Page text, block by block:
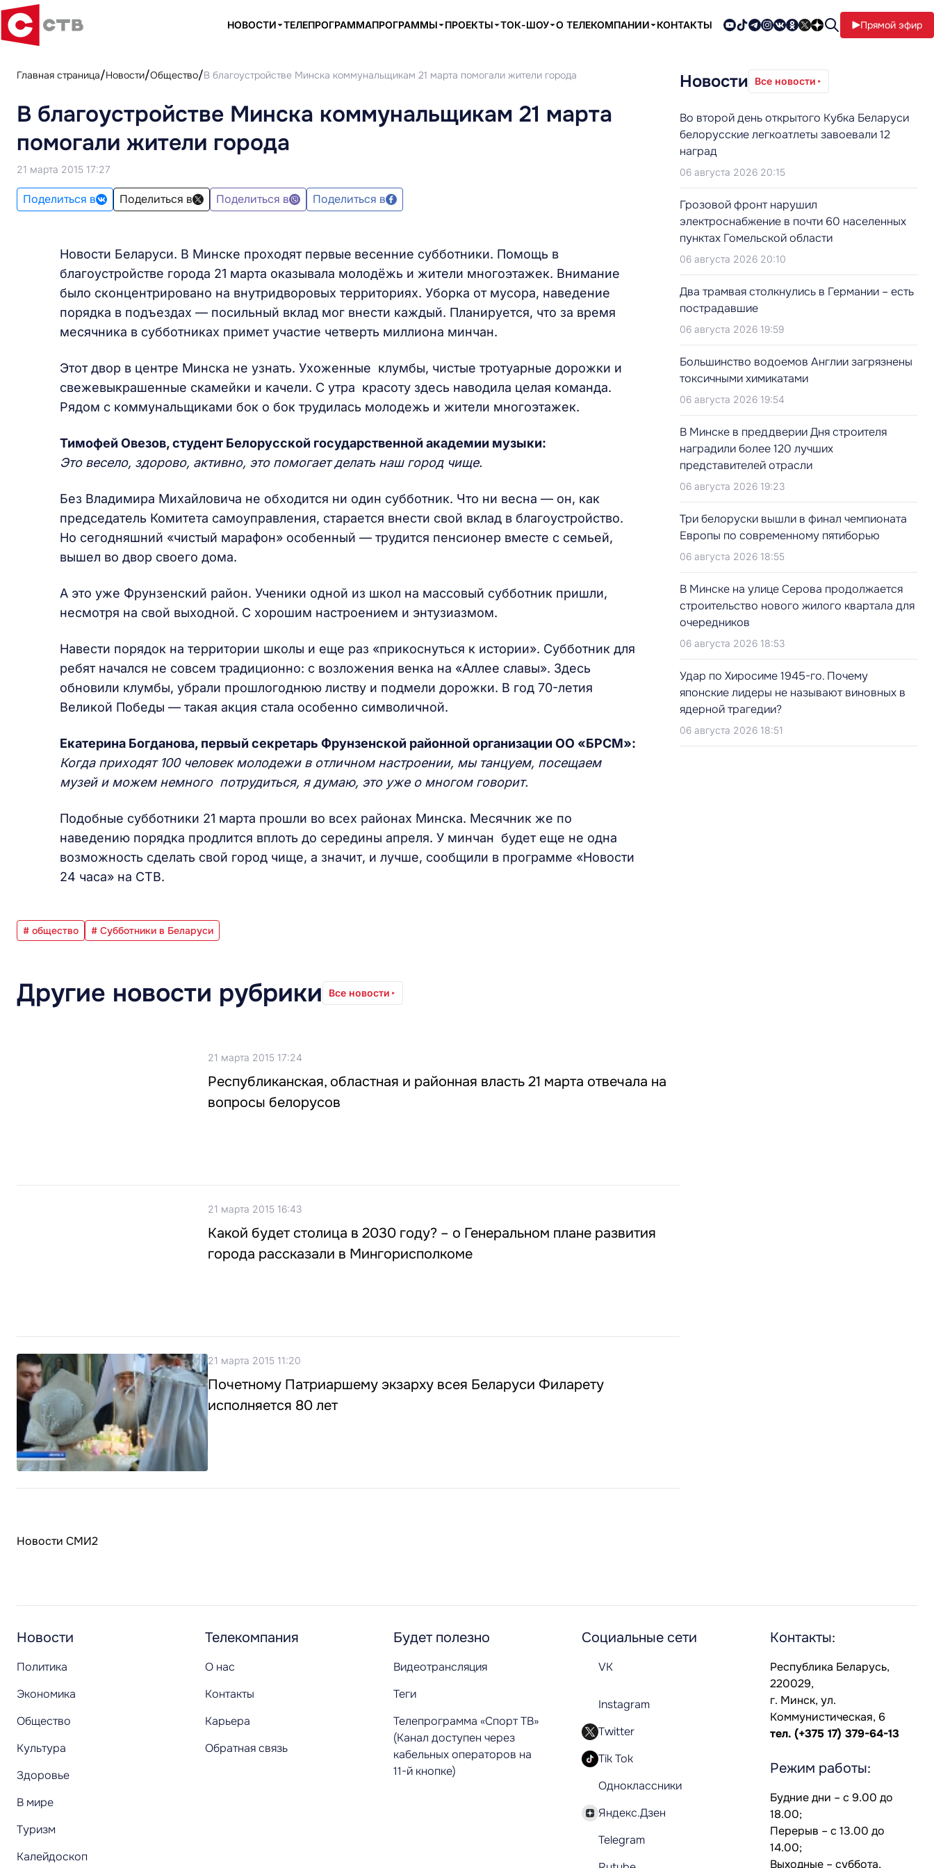
НОВОСТИ ТЕЛЕПРОГРАММАПРОГРАММЫ ПРОЕКТЫ ТОК-ШОУ О ТЕЛЕКОМПАНИИ КОНТАКТЫ Прямой эфир
Главная страница Новости Общество В благоустройстве Минска коммунальщикам 21 марта помогали жители города
В благоустройстве Минска коммунальщикам 21 марта
помогали жители города
21 марта 2015 17:27
Поделиться в Поделиться в Поделиться в Поделиться в
Новости Беларуси. В Минске проходят первые весенние субботники. Помощь в
благоустройстве города 21 марта оказывала молодёжь и жители многоэтажек. Внимание
было сконцентрировано на внутридворовых территориях. Уборка от мусора, наведение
порядка в подъездах — посильный вклад мог внести каждый. Планируется, что за время
месячника в субботниках примет участие четверть миллиона минчан.
Этот двор в центре Минска не узнать. Ухоженные клумбы, чистые тротуарные дорожки и
свежевыкрашенные скамейки и качели. С утра красоту здесь наводила целая команда.
Рядом с коммунальщиками бок о бок трудилась молодежь и жители многоэтажек.
Тимофей Овезов, студент Белорусской государственной академии музыки:
Это весело, здорово, активно, это помогает делать наш город чище.
Без Владимира Михайловича не обходится ни один субботник. Что ни весна — он, как
председатель Комитета самоуправления, старается внести свой вклад в благоустройство.
Но сегодняшний «чистый марафон» особенный — трудится пенсионер вместе с семьей,
вышел во двор своего дома.
А это уже Фрунзенский район. Ученики одной из школ на массовый субботник пришли,
несмотря на свой выходной. С хорошим настроением и энтузиазмом.
Навести порядок на территории школы и еще раз «прикоснуться к истории». Субботник для
ребят начался не совсем традиционно: с возложения венка на «Аллее славы». Здесь
обновили клумбы, убрали прошлогоднюю листву и подмели дорожки. В год 70-летия
Великой Победы — такая акция стала особенно символичной.
Екатерина Богданова, первый секретарь Фрунзенской районной организации ОО «БРСМ»:
Когда приходят 100 человек молодежи в отличном настроении, мы танцуем, посещаем
музей и можем немного потрудиться, я думаю, это уже о многом говорит.
Подобные субботники 21 марта прошли во всех районах Минска. Месячник же по
наведению порядка продлится вплоть до середины апреля. У минчан будет еще не одна
возможность сделать свой город чище, а значит, и лучше, сообщили в программе «Новости
24 часа» на СТВ.
# общество # Субботники в Беларуси
Другие новости рубрики Все новости
21 марта 2015 17:24
Республиканская, областная и районная власть 21 марта отвечала на
вопросы белорусов
21 марта 2015 16:43
Какой будет столица в 2030 году? – о Генеральном плане развития
города рассказали в Мингорисполкоме
21 марта 2015 11:20
Почетному Патриаршему экзарху всея Беларуси Филарету
исполняется 80 лет
Новости СМИ2
Новости Все новости
Во второй день открытого Кубка Беларуси
белорусские легкоатлеты завоевали 12
наград
06 августа 2026 20:15
Грозовой фронт нарушил
электроснабжение в почти 60 населенных
пунктах Гомельской области
06 августа 2026 20:10
Два трамвая столкнулись в Германии – есть
пострадавшие
06 августа 2026 19:59
Большинство водоемов Англии загрязнены
токсичными химикатами
06 августа 2026 19:54
В Минске в преддверии Дня строителя
наградили более 120 лучших
представителей отрасли
06 августа 2026 19:23
Три белоруски вышли в финал чемпионата
Европы по современному пятиборью
06 августа 2026 18:55
В Минске на улице Серова продолжается
строительство нового жилого квартала для
очередников
06 августа 2026 18:53
Удар по Хиросиме 1945-го. Почему
японские лидеры не называют виновных в
ядерной трагедии?
06 августа 2026 18:51
Новости
Политика
Экономика
Общество
Культура
Здоровье
В мире
Туризм
Калейдоскоп
Телекомпания
О нас
Контакты
Карьера
Обратная связь
Будет полезно
Видеотрансляция
Теги
Телепрограмма «Спорт ТВ»
(Канал доступен через
кабельных операторов на
11-й кнопке)
Социальные сети
VK
Instagram
Twitter
Tik Tok
Одноклассники
Яндекс.Дзен
Telegram
Контакты:
Республика Беларусь,
220029,
г. Минск, ул.
Коммунистическая, 6
тел. (+375 17) 379-64-13
Режим работы:
Будние дни – с 9.00 до
18.00;
Перерыв – с 13.00 до
14.00;
Выходные – суббота,